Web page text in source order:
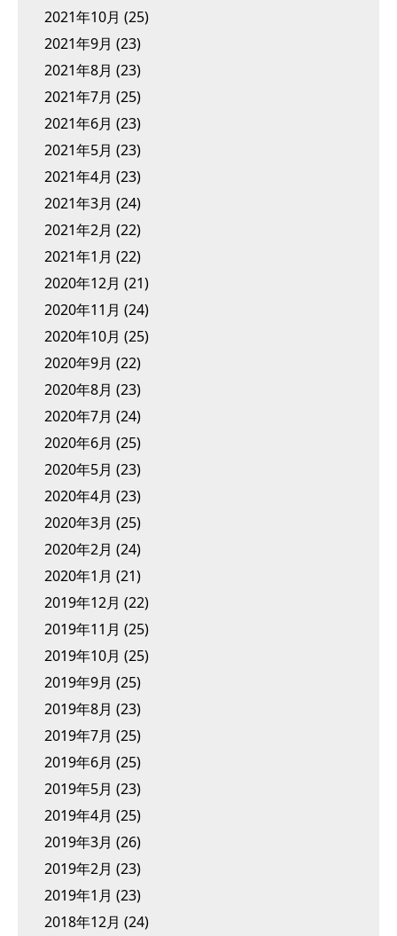
2021年10月 (25)
2021年9月 (23)
2021年8月 (23)
2021年7月 (25)
2021年6月 (23)
2021年5月 (23)
2021年4月 (23)
2021年3月 (24)
2021年2月 (22)
2021年1月 (22)
2020年12月 (21)
2020年11月 (24)
2020年10月 (25)
2020年9月 (22)
2020年8月 (23)
2020年7月 (24)
2020年6月 (25)
2020年5月 (23)
2020年4月 (23)
2020年3月 (25)
2020年2月 (24)
2020年1月 (21)
2019年12月 (22)
2019年11月 (25)
2019年10月 (25)
2019年9月 (25)
2019年8月 (23)
2019年7月 (25)
2019年6月 (25)
2019年5月 (23)
2019年4月 (25)
2019年3月 (26)
2019年2月 (23)
2019年1月 (23)
2018年12月 (24)